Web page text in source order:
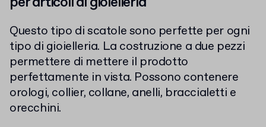
Questo tipo di scatole sono perfette per ogni
tipo di gioielleria. La costruzione a due pezzi
permettere di mettere il prodotto
perfettamente in vista. Possono contenere
orologi, collier, collane, anelli, braccialetti e
orecchini.